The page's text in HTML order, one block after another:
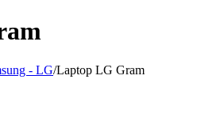
- LG/Laptop LG Gram